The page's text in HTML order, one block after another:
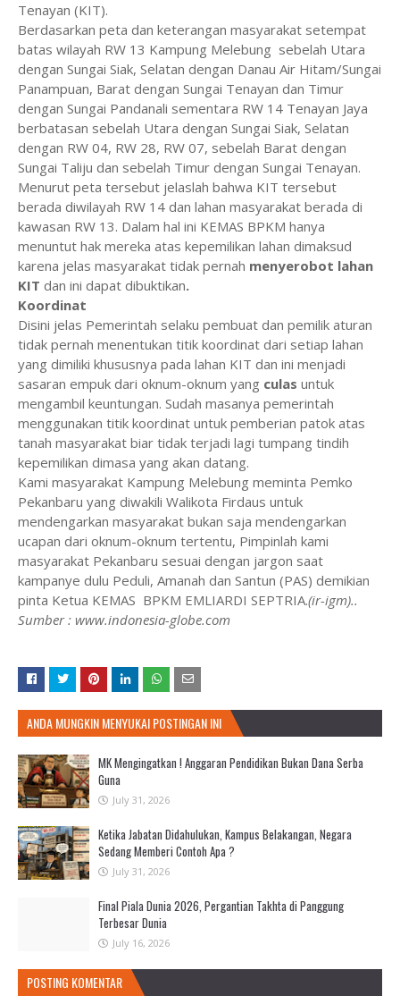
Tenayan (KIT).
Berdasarkan peta dan keterangan masyarakat setempat
batas wilayah RW 13 Kampung Melebung sebelah Utara
dengan Sungai Siak, Selatan dengan Danau Air Hitam/Sungai
Panampuan, Barat dengan Sungai Tenayan dan Timur
dengan Sungai Pandanali sementara RW 14 Tenayan Jaya
berbatasan sebelah Utara dengan Sungai Siak, Selatan
dengan RW 04, RW 28, RW 07, sebelah Barat dengan
Sungai Taliju dan sebelah Timur dengan Sungai Tenayan.
Menurut peta tersebut jelaslah bahwa KIT tersebut
berada diwilayah RW 14 dan lahan masyarakat berada di
kawasan RW 13. Dalam hal ini KEMAS BPKM hanya
menuntut hak mereka atas kepemilikan lahan dimaksud
karena jelas masyarakat tidak pernah menyerobot lahan
KIT dan ini dapat dibuktikan.
Koordinat
Disini jelas Pemerintah selaku pembuat dan pemilik aturan
tidak pernah menentukan titik koordinat dari setiap lahan
yang dimiliki khususnya pada lahan KIT dan ini menjadi
sasaran empuk dari oknum-oknum yang culas untuk
mengambil keuntungan. Sudah masanya pemerintah
menggunakan titik koordinat untuk pemberian patok atas
tanah masyarakat biar tidak terjadi lagi tumpang tindih
kepemilikan dimasa yang akan datang.
Kami masyarakat Kampung Melebung meminta Pemko
Pekanbaru yang diwakili Walikota Firdaus untuk
mendengarkan masyarakat bukan saja mendengarkan
ucapan dari oknum-oknum tertentu, Pimpinlah kami
masyarakat Pekanbaru sesuai dengan jargon saat
kampanye dulu Peduli, Amanah dan Santun (PAS) demikian
pinta Ketua KEMAS BPKM EMLIARDI SEPTRIA.(ir-igm)..
Sumber : www.indonesia-globe.com
ANDA MUNGKIN MENYUKAI POSTINGAN INI
MK Mengingatkan ! Anggaran Pendidikan Bukan Dana Serba
Guna
July 31, 2026
Ketika Jabatan Didahulukan, Kampus Belakangan, Negara
Sedang Memberi Contoh Apa ?
July 31, 2026
Final Piala Dunia 2026, Pergantian Takhta di Panggung
Terbesar Dunia
July 16, 2026
POSTING KOMENTAR